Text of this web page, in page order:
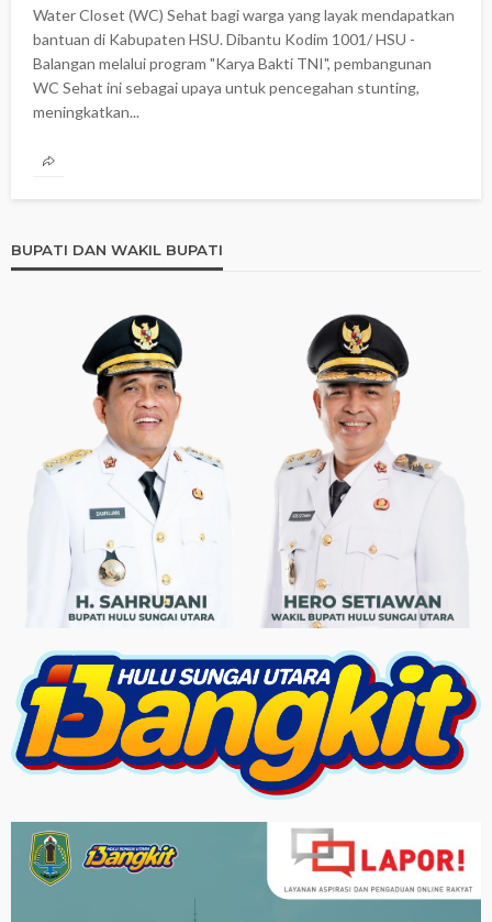
Water Closet (WC) Sehat bagi warga yang layak mendapatkan
bantuan di Kabupaten HSU. Dibantu Kodim 1001/ HSU -
Balangan melalui program "Karya Bakti TNI", pembangunan
WC Sehat ini sebagai upaya untuk pencegahan stunting,
meningkatkan...
BUPATI DAN WAKIL BUPATI